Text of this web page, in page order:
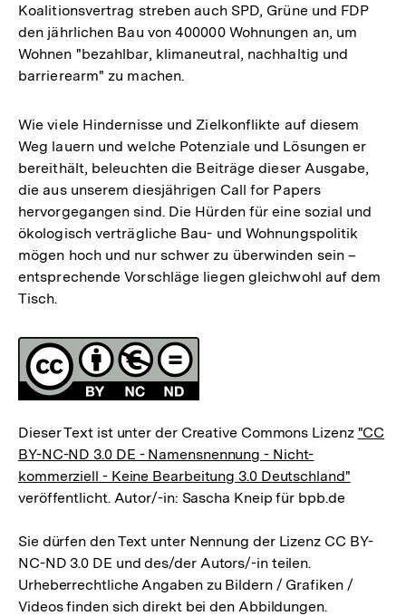
Koalitionsvertrag streben auch SPD, Grüne und FDP
den jährlichen Bau von 400000 Wohnungen an, um
Wohnen "bezahlbar, klimaneutral, nachhaltig und
barrierearm" zu machen.
Wie viele Hindernisse und Zielkonflikte auf diesem
Weg lauern und welche Potenziale und Lösungen er
bereithält, beleuchten die Beiträge dieser Ausgabe,
die aus unserem diesjährigen Call for Papers
hervorgegangen sind. Die Hürden für eine sozial und
ökologisch verträgliche Bau- und Wohnungspolitik
mögen hoch und nur schwer zu überwinden sein –
entsprechende Vorschläge liegen gleichwohl auf dem
Tisch.
Fussnoten
Lizenz
Dieser Text ist unter der Creative Commons Lizenz "CC
BY-NC-ND 3.0 DE - Namensnennung - Nicht-
kommerziell - Keine Bearbeitung 3.0 Deutschland"
veröffentlicht. Autor/-in: Sascha Kneip für bpb.de
Sie dürfen den Text unter Nennung der Lizenz CC BY-
NC-ND 3.0 DE und des/der Autors/-in teilen.
Urheberrechtliche Angaben zu Bildern / Grafiken /
Videos finden sich direkt bei den Abbildungen.